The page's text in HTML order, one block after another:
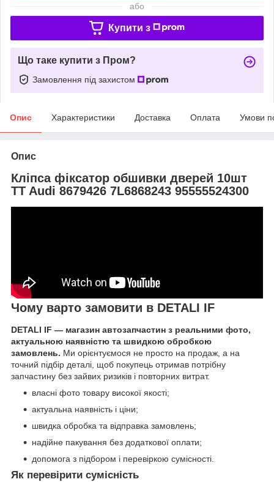
або
Купити з
Що таке купити з Пром?
Замовлення під захистом
Опис Характеристики Доставка Оплата Умови
Опис
Кліпса фіксатор обшивки дверей 10шт
TT Audi 8679426 7L6868243 95555524300
Чому варто замовити в DETALI IF
DETALI IF — магазин автозапчастин з реальними фото,
актуальною наявністю та швидкою обробкою
замовлень. Ми орієнтуємося не просто на продаж, а на
точний підбір деталі, щоб покупець отримав потрібну
запчастину без зайвих ризиків і повторних витрат.
власні фото товару високої якості;
актуальна наявність і ціни;
швидка обробка та відправка замовлень;
надійне пакування без додаткової оплати;
допомога з підбором і перевіркою сумісності.
Як перевірити сумісність